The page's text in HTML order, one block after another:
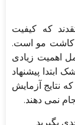
که کیفیت
کاشت مو است.
اهمیت زیادی
ابتدا پیشنهاد
نتایج آزمایش
نمی دهند.